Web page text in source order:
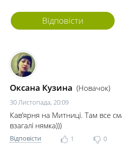
Відповісти
Оксана Кузина (Новачок)
30 Листопада, 20:09
Кав’ярня на Митниці. Там все
взагалі нямка)))
Відповісти 1 0